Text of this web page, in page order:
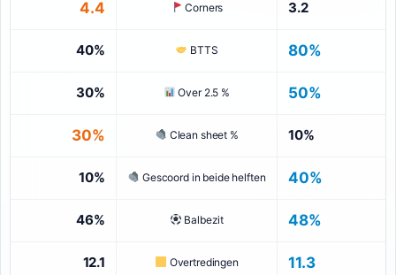
4.4 Corners 3.2
40% BTTS 80%
30% Over 2.5 % 50%
30% Clean sheet % 10%
10% Gescoord in beide helften 40%
46% Balbezit 48%
12.1 Overtredingen 11.3